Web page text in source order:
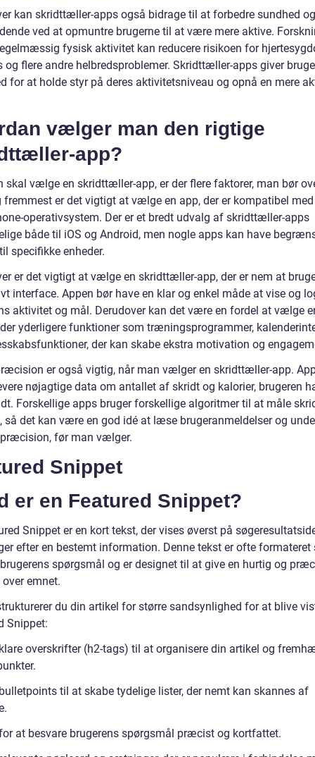
kan skridttæller-apps også bidrage til at forbedre sundhed og
ved at opmuntre brugerne til at være mere aktive.
fysisk aktivitet kan reducere risikoen for
og flere andre helbredsproblemer. Skridttæller-apps giver
for at holde styr på deres aktivitetsniveau og opnå en mere
vælger man den rigtige
app?
skal vælge en skridttæller-app, er der flere faktorer, man bør
fremmest er det vigtigt at vælge en app, der er kompatibel
operativsystem. Der er et bredt udvalg af skridttæller-apps
både til iOS og Android, men nogle apps kan have
specifikke enheder.
er det vigtigt at vælge en skridttæller-app, der er nem at
interface. Appen bør have en klar og enkel måde at vise og
aktivitet og mål. Derudover kan det være en fordel at vælge
yderligere funktioner som træningsprogrammer,
der kan skabe ekstra motivation og
er også vigtig, når man vælger en skridttæller-app.
nøjagtige data om antallet af skridt og kalorier, brugeren
Forskellige apps bruger forskellige algoritmer til at måle
så det kan være en god idé at læse brugeranmeldelser og
før man vælger.
Snippet
er en Featured Snippet?
Snippet er en kort tekst, der vises øverst på
efter en bestemt information. Denne tekst er ofte formateret
spørgsmål og er designet til at give en hurtig og
emnet.
du din artikel for større sandsynlighed for at blive
Snippet:
overskrifter (h2-tags) til at organisere din artikel og
til at skabe tydelige lister, der nemt kan skannes af
at besvare brugerens spørgsmål præcist og kortfattet.